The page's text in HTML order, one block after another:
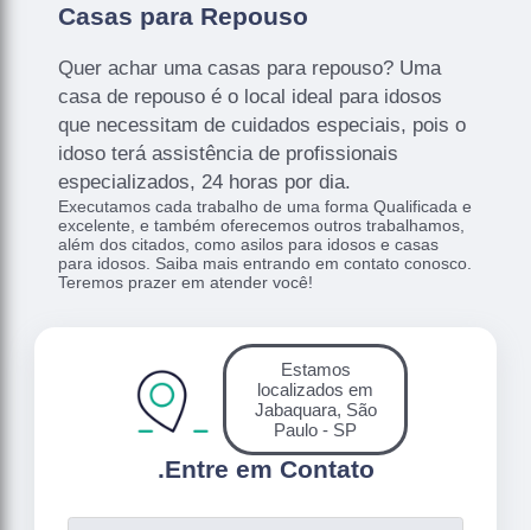
Casas para Repouso
Quer achar uma casas para repouso? Uma
casa de repouso é o local ideal para idosos
que necessitam de cuidados especiais, pois o
idoso terá assistência de profissionais
especializados, 24 horas por dia.
Executamos cada trabalho de uma forma Qualificada e
excelente, e também oferecemos outros trabalhamos,
além dos citados, como asilos para idosos e casas
para idosos. Saiba mais entrando em contato conosco.
Teremos prazer em atender você!
.Entre em Contato
Estamos
localizados em
Jabaquara, São
Paulo - SP